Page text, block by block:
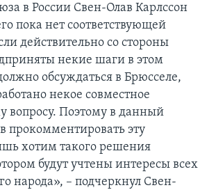
в России Свен-Олав Карлссон
пока нет соответствующей
действительно со стороны
некие шаги в этом
обсуждаться в Брюсселе,
некое совместное
вопросу. Поэтому в данный
прокомментировать эту
хотим такого решения
будут учтены интересы всех
народа», – подчеркнул Свен-